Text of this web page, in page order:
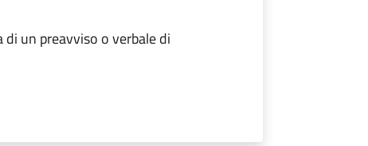
un preavviso o verbale di